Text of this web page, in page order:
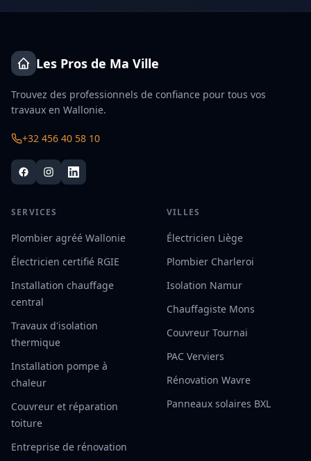
Les Pros de Ma Ville
Trouvez des professionnels de confiance pour tous vos
travaux en Wallonie.
+32 456 40 58 10
SERVICES
Plombier agréé Wallonie
Électricien certifié RGIE
Installation chauffage
central
Travaux d'isolation
thermique
Installation pompe à
chaleur
Couvreur et réparation
toiture
Entreprise de rénovation
VILLES
Électricien Liège
Plombier Charleroi
Isolation Namur
Chauffagiste Mons
Couvreur Tournai
PAC Verviers
Rénovation Wavre
Panneaux solaires BXL